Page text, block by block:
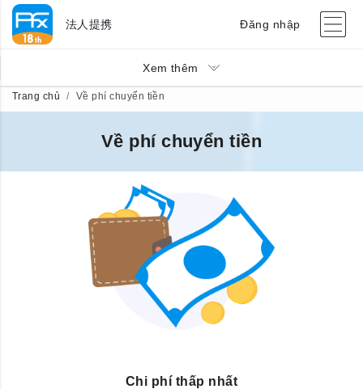
法人提携 Đăng nhập
Xem thêm
Trang chủ Về phí chuyển tiền
Về phí chuyển tiền
Chi phí thấp nhất